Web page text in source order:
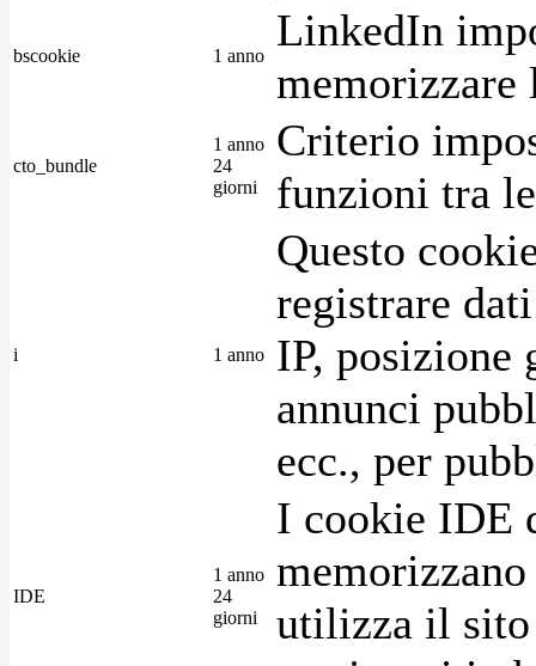
bscookie 1 anno
LinkedIn
memorizzare
cto_bundle
1 anno
24
giorni
Criterio
funzioni tra
i 1 anno
Questo
registrare
IP, posizione
annunci
ecc., per
IDE
1 anno
24
giorni
I cookie IDE
utilizza il sito